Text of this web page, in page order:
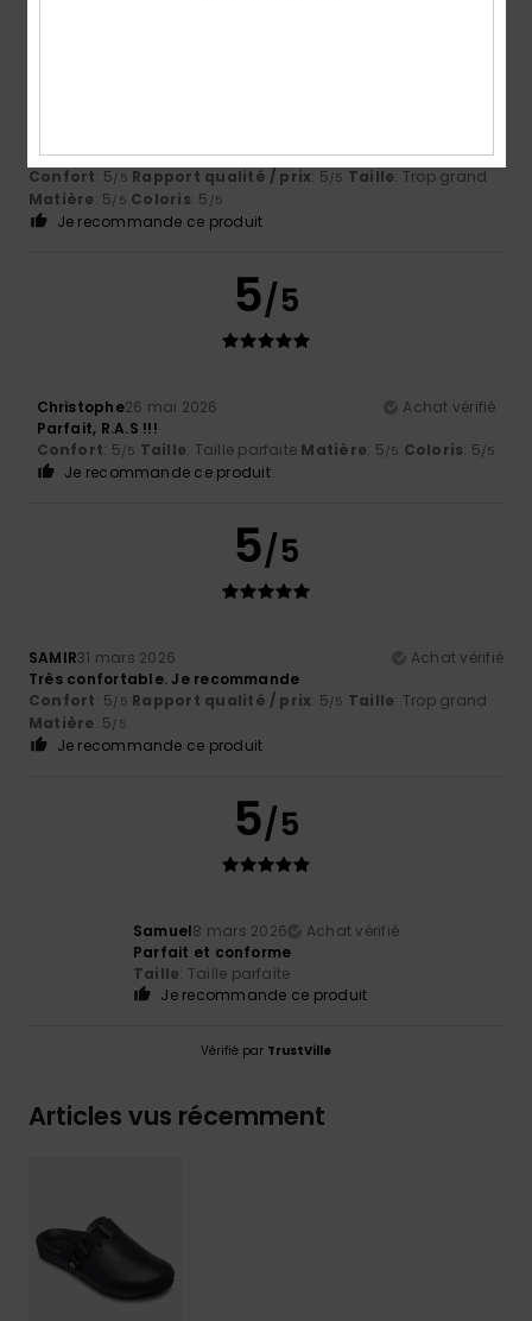
Tout est parfait
Confort: 5/5 Rapport qualité / prix: 5/5 Taille: Trop grand
Matière: 5/5 Coloris: 5 /5
Je recommande ce produit
5/5
Christophe26 mai 2026
Achat vérifié
Parfait, R.A.S !!!
Confort: 5/5 Taille: Taille parfaite Matière: 5/5 Coloris: 5/5
Je recommande ce produit
5/5
SAMIR31 mars 2026
Achat vérifié
Très confortable. Je recommande
Confort: 5/5 Rapport qualité / prix: 5/5 Taille: Trop grand
Matière: 5/5
Je recommande ce produit
5/5
Samuel8 mars 2026
Achat vérifié
Parfait et conforme
Taille: Taille parfaite
Je recommande ce produit
Vérifié par TrustVille
Articles vus récemment